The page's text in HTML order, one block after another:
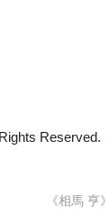
Reserved.
《相馬 亨》